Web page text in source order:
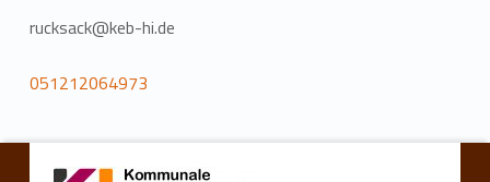
rucksack@keb-hi.de
051212064973